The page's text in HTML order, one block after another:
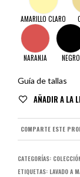
AMARILLO CLARO
NARANJA NEGRO
Guía de tallas
AÑADIR A LA
COMPARTE ESTE
CATEGORÍAS:
ETIQUETAS: LAVADO A